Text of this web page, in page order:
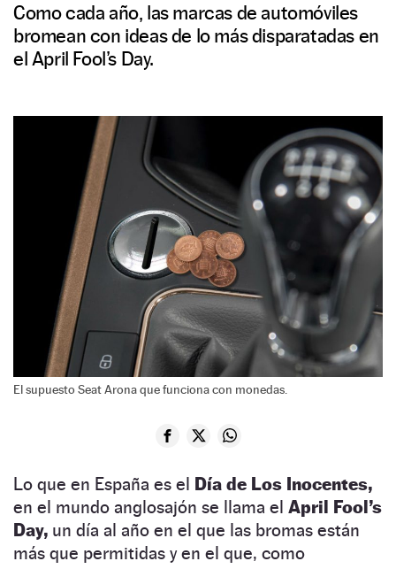
Como cada año, las marcas de automóviles
bromean con ideas de lo más disparatadas en
el April Fool’s Day.
El supuesto Seat Arona que funciona con monedas.
Lo que en España es el Día de Los Inocentes,
en el mundo anglosajón se llama el April Fool’s
Day, un día al año en el que las bromas están
más que permitidas y en el que, como